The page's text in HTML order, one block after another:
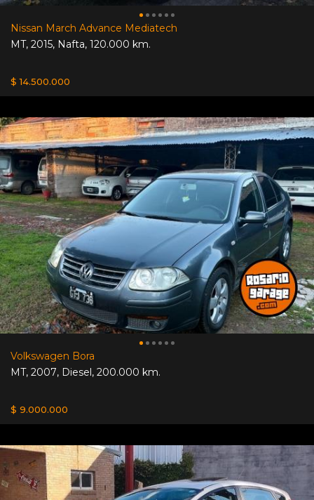
Nissan March Advance Mediatech
MT, 2015, Nafta, 120.000 km.
$ 14.500.000
Volkswagen Bora
MT, 2007, Diesel, 200.000 km.
$ 9.000.000